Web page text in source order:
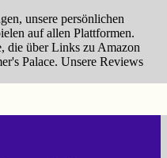
unsere persönlichen
auf allen Plattformen.
die über Links zu Amazon
Palace. Unsere Reviews